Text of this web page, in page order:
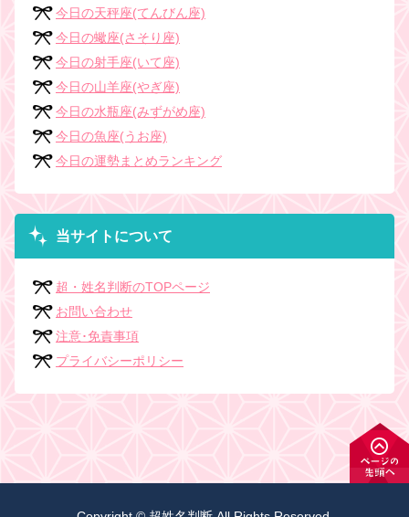
今日の天秤座(てんびん座)
今日の蠍座(さそり座)
今日の射手座(いて座)
今日の山羊座(やぎ座)
今日の水瓶座(みずがめ座)
今日の魚座(うお座)
今日の運勢まとめランキング
当サイトについて
超・姓名判断のTOPページ
お問い合わせ
注意･免責事項
プライバシーポリシー